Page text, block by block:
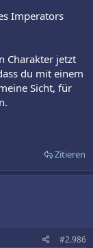
Anime
Imperators
Charakter jetzt
du mit einem
Sicht, für
Zitieren
#2.986